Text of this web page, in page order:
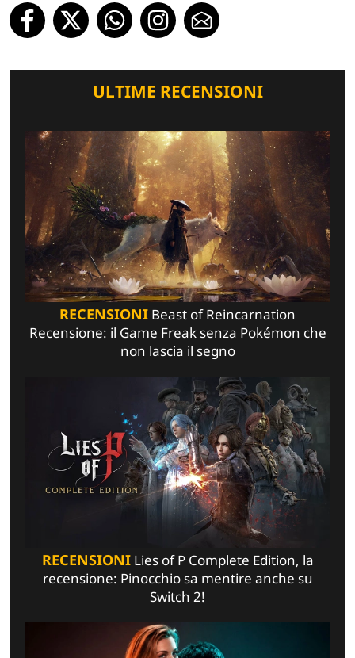
ULTIME RECENSIONI
RECENSIONI Beast of Reincarnation
Recensione: il Game Freak senza Pokémon che
non lascia il segno
RECENSIONILies of P Complete Edition, la
recensione: Pinocchio sa mentire anche su
Switch 2!